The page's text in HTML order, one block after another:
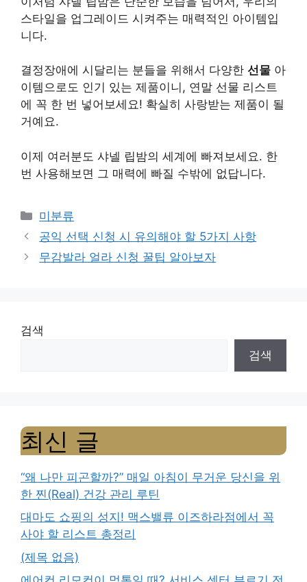
스타일을 업그레이드 시켜주는 매력적인 아이템입
니다.
결정장애에 시달리는 분들을 위해서 다양한 선물 아
이템으로도 인기 있는 제품이니, 연말 선물 리스트
에 꼭 한 번 넣어보세요! 확실히 사랑받는 제품이 될
거예요.
이제 여러분도 샤넬 립밤의 세계에 빠져보세요. 한
번 사용해보면 그 매력에 빠질 수밖에 없답니다.
Categories
미분류
공익 선택 신청 시 유의해야 할 5가지 사항
무감발라 얼라 신청 꿀팁 알아보자
검색
검색
최신 글
“왜 나만 피곤할까?” 매일 아침이 무거운 당신을 위
한 찐(Real) 건강 관리 루틴
대마도 쇼핑의 성지! 맥스밸류 이즈하라점에서 꼭
사야 할 리스트 총정리
(제목 없음)